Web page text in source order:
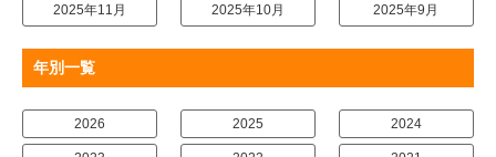
2025年11月 2025年10月 2025年9月
年別一覧
2026 2025 2024